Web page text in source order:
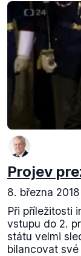
Projev
8. března 2018
Při příležitosti
vstupu do 2.
státu velmi
bilancovat